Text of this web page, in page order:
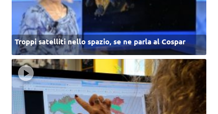
Troppi satelliti nello spazio, se ne parla al Cospar